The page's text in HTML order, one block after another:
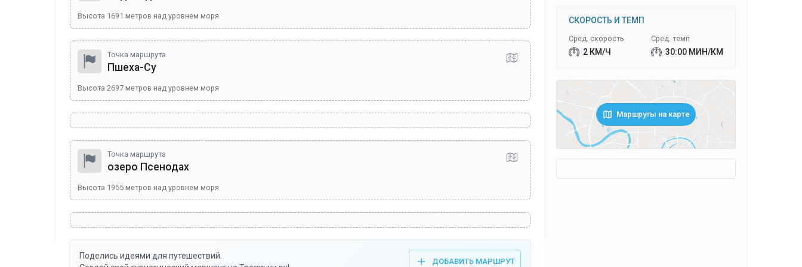
Высота 1691 метров над уровнем моря
Точка маршрута
Пшеха-Су
Высота 2697 метров над уровнем моря
Точка маршрута
озеро Псенодах
Высота 1955 метров над уровнем моря
Поделись идеями для путешествий.
ДОБАВИТЬ МАРШРУТ
СКОРОСТЬ И ТЕМП
Сред. скорость
2 КМ/Ч
Сред. темп
30:00 МИН/КМ
Маршруты на карте